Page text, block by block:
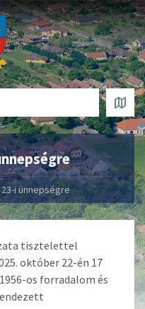
i ünnepségre
tisztelettel
október 22-én 17
os forradalom és